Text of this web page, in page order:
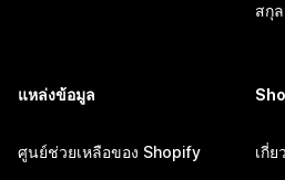
สกุ
แหล่งข้อมูล
ศูนย์ช่วยเหลือของ Shopify เกี่ย